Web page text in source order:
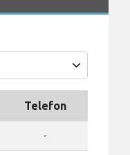
Telefon
-